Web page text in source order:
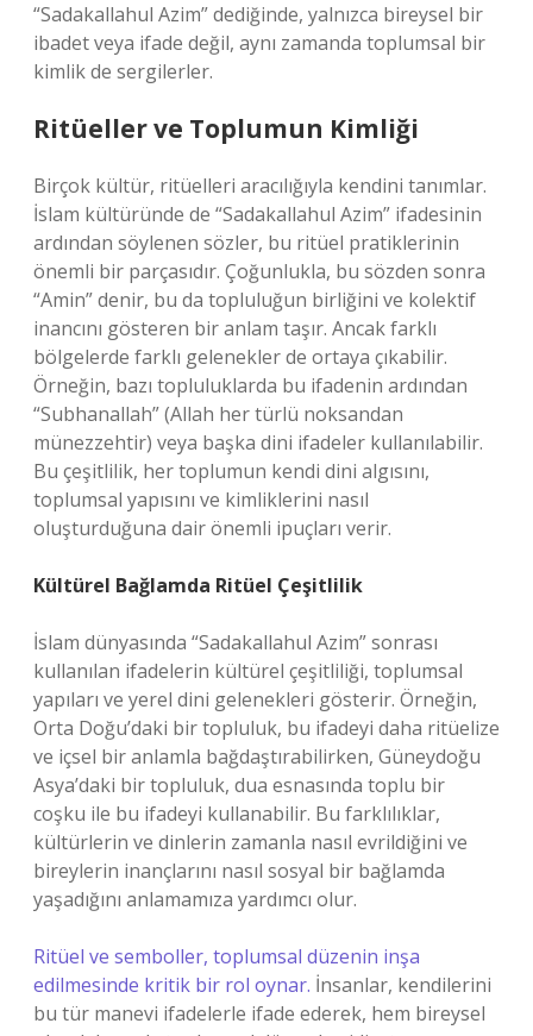
“Sadakallahul Azim” dediğinde, yalnızca bireysel bir
ibadet veya ifade değil, aynı zamanda toplumsal bir
kimlik de sergilerler.
Ritüeller ve Toplumun Kimliği
Birçok kültür, ritüelleri aracılığıyla kendini tanımlar.
İslam kültüründe de “Sadakallahul Azim” ifadesinin
ardından söylenen sözler, bu ritüel pratiklerinin
önemli bir parçasıdır. Çoğunlukla, bu sözden sonra
“Amin” denir, bu da topluluğun birliğini ve kolektif
inancını gösteren bir anlam taşır. Ancak farklı
bölgelerde farklı gelenekler de ortaya çıkabilir.
Örneğin, bazı topluluklarda bu ifadenin ardından
“Subhanallah” (Allah her türlü noksandan
münezzehtir) veya başka dini ifadeler kullanılabilir.
Bu çeşitlilik, her toplumun kendi dini algısını,
toplumsal yapısını ve kimliklerini nasıl
oluşturduğuna dair önemli ipuçları verir.
Kültürel Bağlamda Ritüel Çeşitlilik
İslam dünyasında “Sadakallahul Azim” sonrası
kullanılan ifadelerin kültürel çeşitliliği, toplumsal
yapıları ve yerel dini gelenekleri gösterir. Örneğin,
Orta Doğu’daki bir topluluk, bu ifadeyi daha ritüelize
ve içsel bir anlamla bağdaştırabilirken, Güneydoğu
Asya’daki bir topluluk, dua esnasında toplu bir
coşku ile bu ifadeyi kullanabilir. Bu farklılıklar,
kültürlerin ve dinlerin zamanla nasıl evrildiğini ve
bireylerin inançlarını nasıl sosyal bir bağlamda
yaşadığını anlamamıza yardımcı olur.
Ritüel ve semboller, toplumsal düzenin inşa
edilmesinde kritik bir rol oynar. İnsanlar, kendilerini
bu tür manevi ifadelerle ifade ederek, hem bireysel